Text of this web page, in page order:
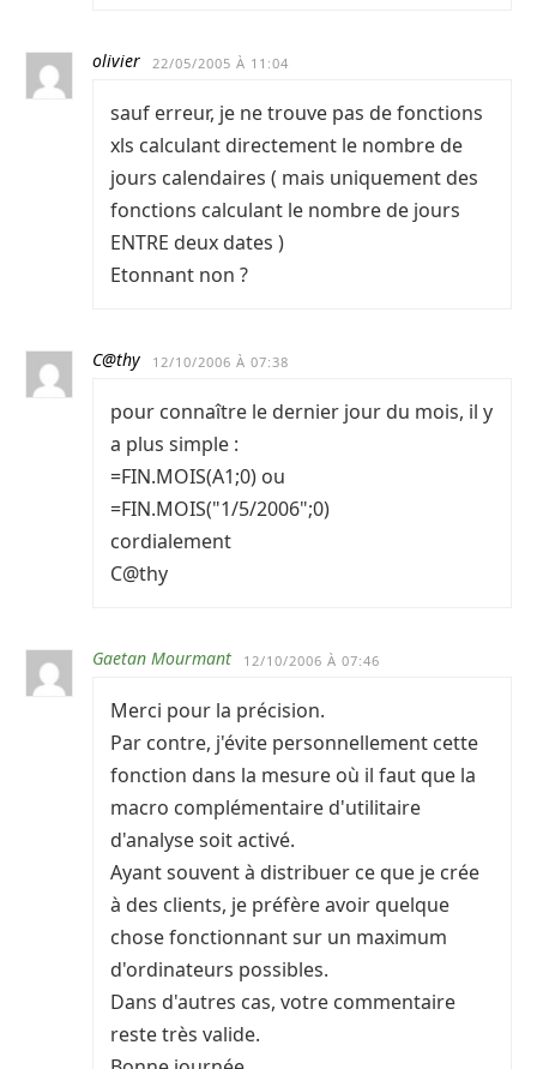
olivier 22/05/2005 À 11:04
sauf erreur, je ne trouve pas de fonctions
xls calculant directement le nombre de
jours calendaires ( mais uniquement des
fonctions calculant le nombre de jours
ENTRE deux dates )
Etonnant non ?
C@thy 12/10/2006 À 07:38
pour connaître le dernier jour du mois, il y
a plus simple :
=FIN.MOIS(A1;0) ou
=FIN.MOIS("1/5/2006";0)
cordialement
C@thy
Gaetan Mourmant 12/10/2006 À 07:46
Merci pour la précision.
Par contre, j'évite personnellement cette
fonction dans la mesure où il faut que la
macro complémentaire d'utilitaire
d'analyse soit activé.
Ayant souvent à distribuer ce que je crée
à des clients, je préfère avoir quelque
chose fonctionnant sur un maximum
d'ordinateurs possibles.
Dans d'autres cas, votre commentaire
reste très valide.